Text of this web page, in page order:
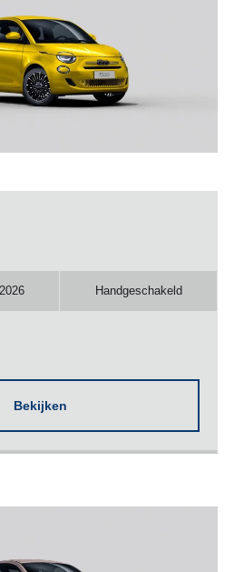
2026 Handgeschakeld
Bekijken